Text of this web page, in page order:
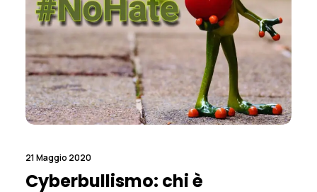
21 Maggio 2020
Cyberbullismo: chi è